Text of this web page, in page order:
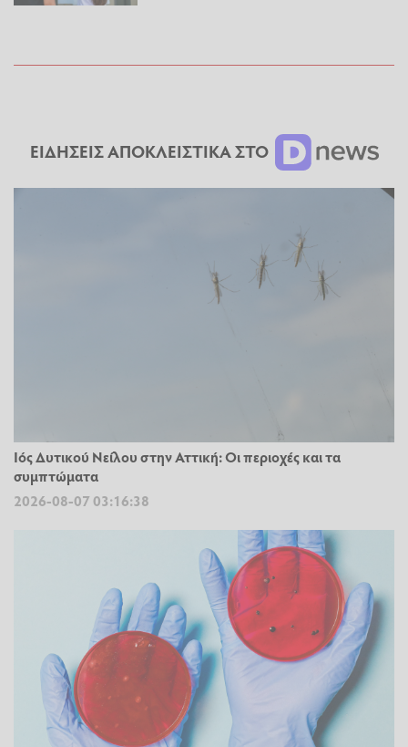
ΕΙΔΗΣΕΙΣ ΑΠΟΚΛΕΙΣΤΙΚΑ ΣΤΟ
Ιός Δυτικού Νείλου στην Αττική: Οι περιοχές και τα
συμπτώματα
2026-08-07 03:16:38